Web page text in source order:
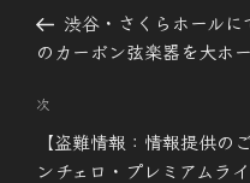
ナ
ビ
ゲ
ー
シ
の
投
渋谷・さくらホール
のカーボン弦楽器を大ホ
次
の
投
次
【盗難情報：情報提供の
ンチェロ・プレミアムラ